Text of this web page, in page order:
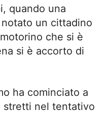
quando una
un cittadino
che si è
si è accorto di
ha cominciato a
stretti nel tentativo